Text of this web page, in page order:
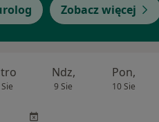
Zobacz więcej
Ndz,
9 Sie
Pon,
10 Sie